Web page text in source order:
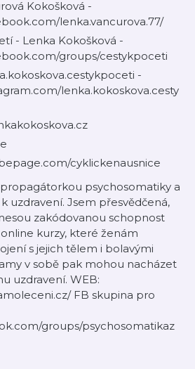
Kokošková -
lenka.vancurova.77/
- Lenka Kokošková -
groups/cestykpoceti
-
lenka.kokoskova.cesty
cyklickenausnice
psychosomatiky a
uzdravení. Jsem přesvědčená,
zakódovanou schopnost
kurzy, které ženám
s jejich tělem i bolavými
v sobě pak mohou nacházet
uzdravení. WEB:
FB skupina pro
groups/psychosomatikaz